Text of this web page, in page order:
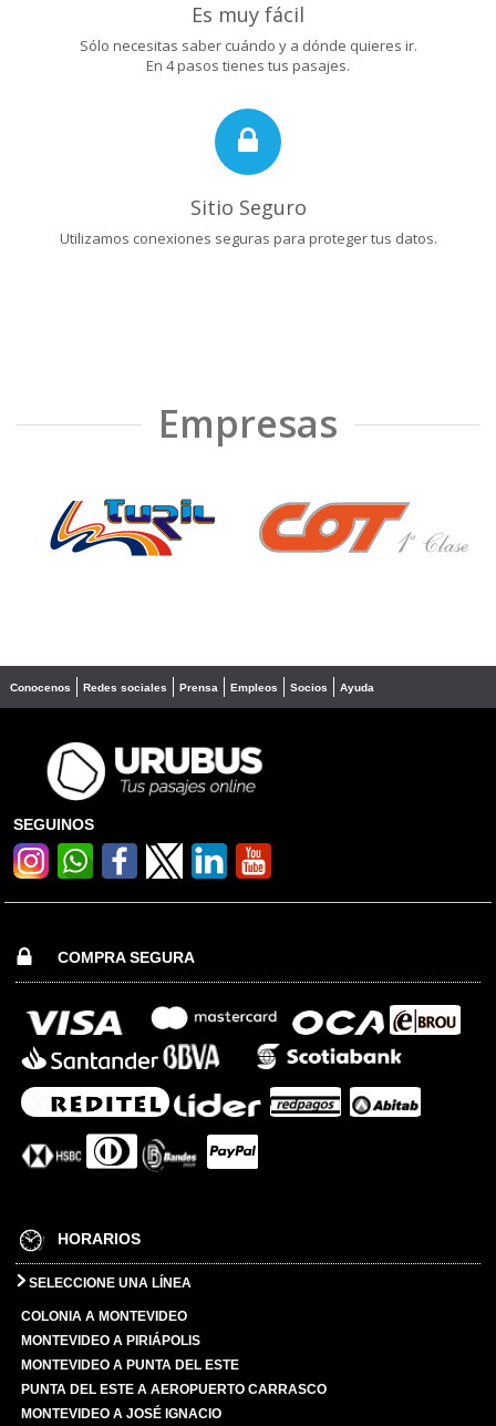
Es muy fácil
Sólo necesitas saber cuándo y a dónde quieres ir.
En 4 pasos tienes tus pasajes.
Sitio Seguro
Utilizamos conexiones seguras para proteger tus datos.
Empresas
❮ ❯
Conocenos Redes sociales Prensa Empleos Socios Ayuda
SEGUINOS
COMPRA SEGURA
HORARIOS
SELECCIONE UNA LÍNEA
COLONIA A MONTEVIDEO
MONTEVIDEO A PIRIÁPOLIS
MONTEVIDEO A PUNTA DEL ESTE
PUNTA DEL ESTE A AEROPUERTO CARRASCO
MONTEVIDEO A JOSÉ IGNACIO